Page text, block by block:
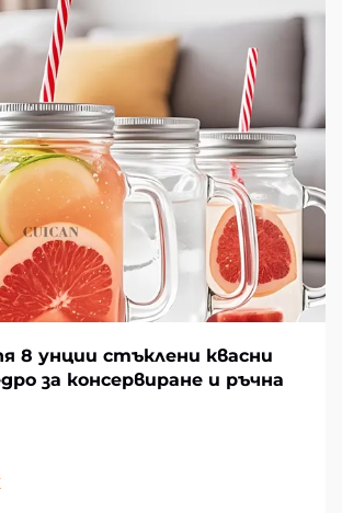
8 унции стъклени квасни
за консервиране и ръчна